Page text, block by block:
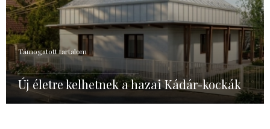
Támogatott tartalom
Új életre kelhetnek a hazai Kádár-kockák